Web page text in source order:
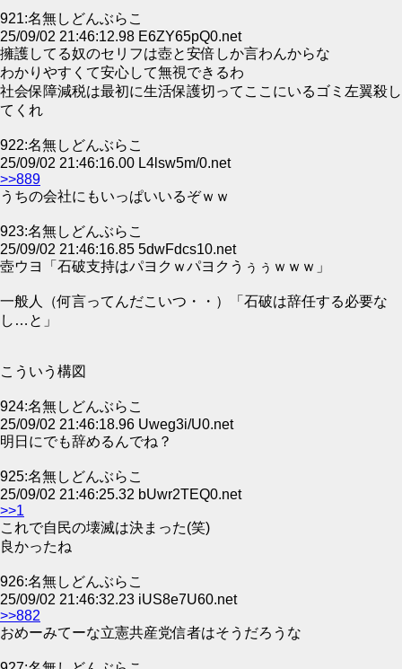
921:名無しどんぶらこ
25/09/02 21:46:12.98 E6ZY65pQ0.net
擁護してる奴のセリフは壺と安倍しか言わんからな
わかりやすくて安心して無視できるわ
社会保障減税は最初に生活保護切ってここにいるゴミ左翼殺し
てくれ
922:名無しどんぶらこ
25/09/02 21:46:16.00 L4lsw5m/0.net
>>889
うちの会社にもいっぱいいるぞｗｗ
923:名無しどんぶらこ
25/09/02 21:46:16.85 5dwFdcs10.net
壺ウヨ「石破支持はパヨクｗパヨクうぅぅｗｗｗ」
一般人（何言ってんだこいつ・・）「石破は辞任する必要な
し…と」
こういう構図
924:名無しどんぶらこ
25/09/02 21:46:18.96 Uweg3i/U0.net
明日にでも辞めるんでね？
925:名無しどんぶらこ
25/09/02 21:46:25.32 bUwr2TEQ0.net
>>1
これで自民の壊滅は決まった(笑)
良かったね
926:名無しどんぶらこ
25/09/02 21:46:32.23 iUS8e7U60.net
>>882
おめーみてーな立憲共産党信者はそうだろうな